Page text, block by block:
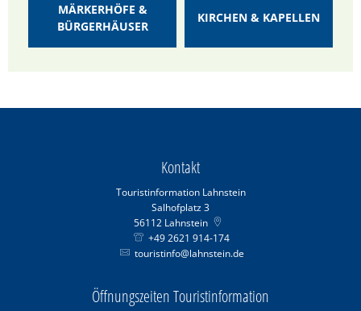
MÄRKERHÖFE &
BÜRGERHÄUSER
KIRCHEN & KAPELLEN
Kontakt
Touristinformation Lahnstein
Salhofplatz 3
56112 Lahnstein
+49 2621 914-174
touristinfo@lahnstein.de
Öffnungszeiten Touristinformation